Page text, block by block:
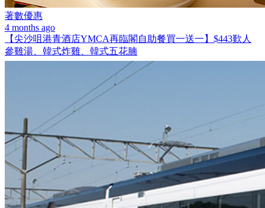
著數優惠
4 months ago
【尖沙咀港青酒店YMCA再臨閣自助餐買一送一】$443歎人
參雞湯、韓式炸雞、韓式五花腩